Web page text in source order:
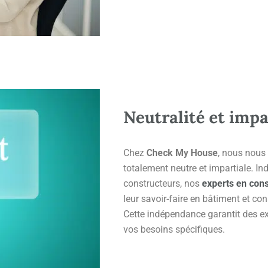
Neutralité et
Chez Check My House, nous
totalement neutre et impartiale.
constructeurs, nos experts en
leur savoir-faire en bâtiment et
Cette indépendance garantit des
vos besoins spécifiques.